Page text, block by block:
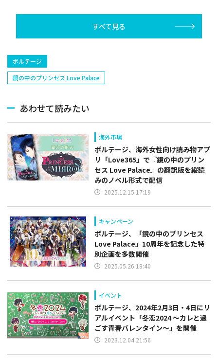
すべて見る
ボルテージ
鏡の中のプリンセス Love Palace
あわせて読みたい
海外市場
ボルテージ、海外女性向け読み物アプ
リ「Love365」で『鏡の中のプリン
セス Love Palace』の翻訳版を縦読
みのノベル形式で配信
2025.12.15 17:19
キャンペーン
ボルテージ、「鏡の中のプリンセス
Love Palace」10周年を記念した特
別企画を多数開催
2025.05.26 18:40
イベント
ボルテージ、2024年2月3日・4日にリ
アルイベント「冬恋2024 ～カレと過
ごす青春バレンタイン～」を開催
2023.12.04 21:56